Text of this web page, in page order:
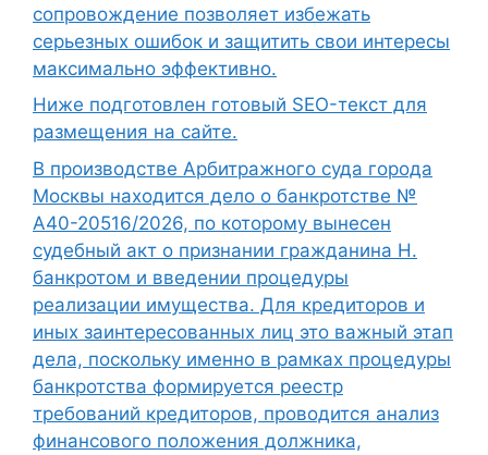
сопровождение позволяет избежать
серьезных ошибок и защитить свои интересы
максимально эффективно.
Ниже подготовлен готовый SEO-текст для
размещения на сайте.
В производстве Арбитражного суда города
Москвы находится дело о банкротстве №
А40-20516/2026, по которому вынесен
судебный акт о признании гражданина Н.
банкротом и введении процедуры
реализации имущества. Для кредиторов и
иных заинтересованных лиц это важный этап
дела, поскольку именно в рамках процедуры
банкротства формируется реестр
требований кредиторов, проводится анализ
финансового положения должника,